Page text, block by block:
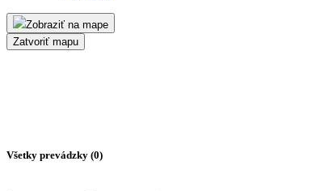
Zobraziť na mape
Zatvoriť mapu
Všetky prevádzky (0)